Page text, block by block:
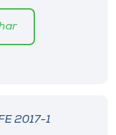
2017-1